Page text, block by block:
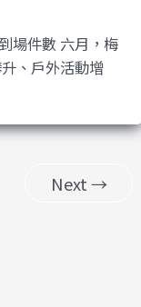
場件數 六月，梅
、戶外活動增
Next→